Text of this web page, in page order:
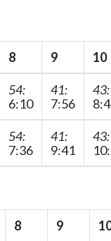
8 9 10
54:
6:10
41:
7:56
43:
54:
7:36
41:
9:41
43:
8 9